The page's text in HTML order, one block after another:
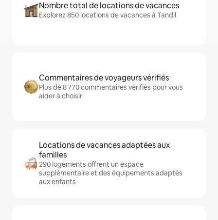
Nombre total de locations de vacances
Explorez 850 locations de vacances à Tandil
Commentaires de voyageurs vérifiés
Plus de 8 770 commentaires vérifiés pour vous
aider à choisir
Locations de vacances adaptées aux
familles
290 logements offrent un espace
supplémentaire et des équipements adaptés
aux enfants